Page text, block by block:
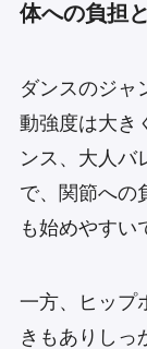
体への負担
ダンスのジャ
動強度は大き
ンス、大人バ
で、関節への
も始めやすい
一方、ヒップ
きもありしっ